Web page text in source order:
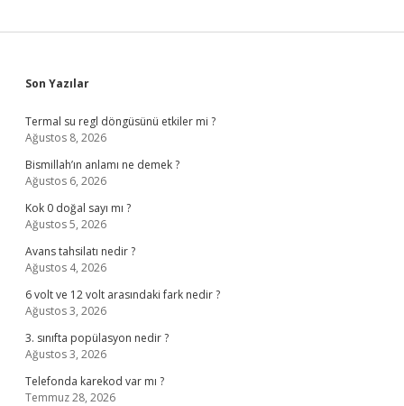
Sidebar
Son Yazılar
Termal su regl döngüsünü etkiler mi ?
Ağustos 8, 2026
Bismillah’ın anlamı ne demek ?
Ağustos 6, 2026
Kok 0 doğal sayı mı ?
Ağustos 5, 2026
Avans tahsilatı nedir ?
Ağustos 4, 2026
6 volt ve 12 volt arasındaki fark nedir ?
Ağustos 3, 2026
3. sınıfta popülasyon nedir ?
Ağustos 3, 2026
Telefonda karekod var mı ?
Temmuz 28, 2026